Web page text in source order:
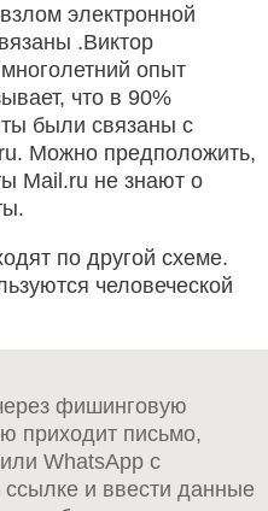
электронной
.Виктор
опыт
что в 90%
были связаны с
Можно предположить,
Mail.ru не знают о
по другой схеме.
человеческой
фишинговую
приходит письмо,
WhatsApp с
ссылке и ввести данные